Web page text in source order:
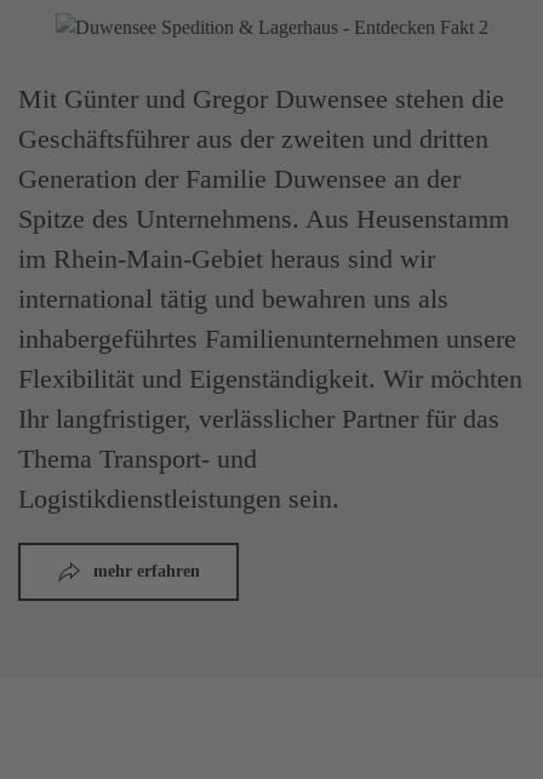
Mit Günter und Gregor Duwensee stehen die
Geschäftsführer aus der zweiten und dritten
Generation der Familie Duwensee an der
Spitze des Unternehmens. Aus Heusenstamm
im Rhein-Main-Gebiet heraus sind wir
international tätig und bewahren uns als
inhabergeführtes Familienunternehmen unsere
Flexibilität und Eigenständigkeit. Wir möchten
Ihr langfristiger, verlässlicher Partner für das
Thema Transport- und
Logistikdienstleistungen sein.
mehr erfahren